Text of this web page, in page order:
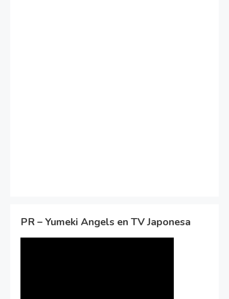
PR – Yumeki Angels en TV Japonesa